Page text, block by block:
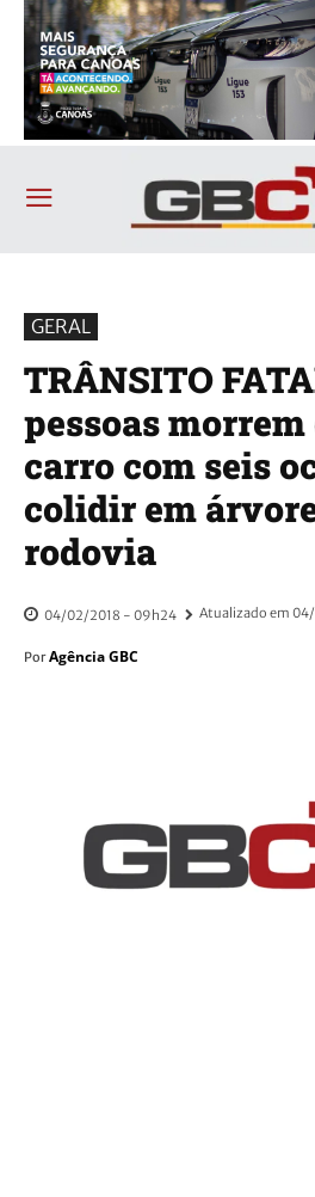
GERAL
TRÂNSITO
pessoas morrem
carro com seis
colidir em
rodovia
04/02/2018 - 09h24 Atualizado em
Por Agência GBC